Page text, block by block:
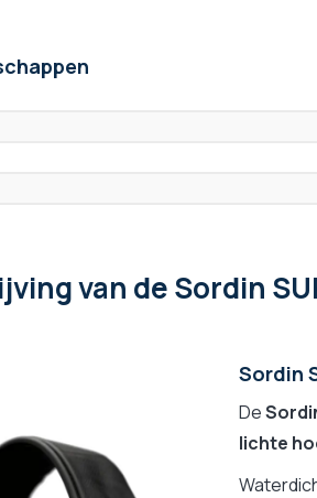
van de Sordin
Sordin
De
lichte